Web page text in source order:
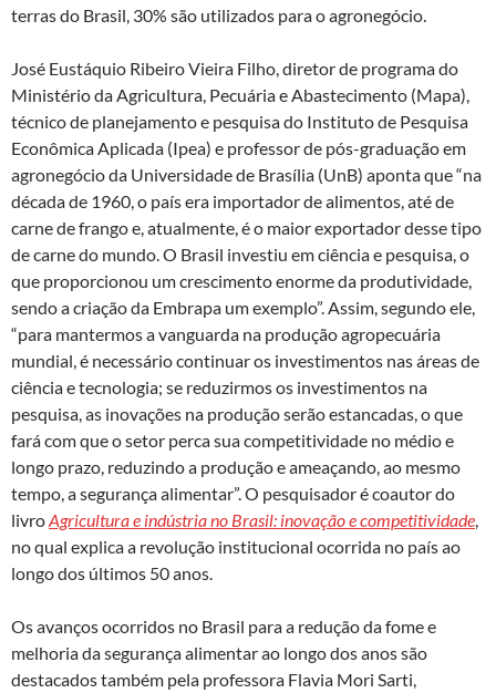
terras do Brasil, 30% são utilizados para o agronegócio.
José Eustáquio Ribeiro Vieira Filho, diretor de programa do
Ministério da Agricultura, Pecuária e Abastecimento (Mapa),
técnico de planejamento e pesquisa do Instituto de Pesquisa
Econômica Aplicada (Ipea) e professor de pós-graduação em
agronegócio da Universidade de Brasília (UnB) aponta que “na
década de 1960, o país era importador de alimentos, até de
carne de frango e, atualmente, é o maior exportador desse tipo
de carne do mundo. O Brasil investiu em ciência e pesquisa, o
que proporcionou um crescimento enorme da produtividade,
sendo a criação da Embrapa um exemplo”. Assim, segundo ele,
“para mantermos a vanguarda na produção agropecuária
mundial, é necessário continuar os investimentos nas áreas de
ciência e tecnologia; se reduzirmos os investimentos na
pesquisa, as inovações na produção serão estancadas, o que
fará com que o setor perca sua competitividade no médio e
longo prazo, reduzindo a produção e ameaçando, ao mesmo
tempo, a segurança alimentar”. O pesquisador é coautor do
livroAgricultura e indústria no Brasil: inovação e competitividade,
no qual explica a revolução institucional ocorrida no país ao
longo dos últimos 50 anos.
Os avanços ocorridos no Brasil para a redução da fome e
melhoria da segurança alimentar ao longo dos anos são
destacados também pela professora Flavia Mori Sarti,